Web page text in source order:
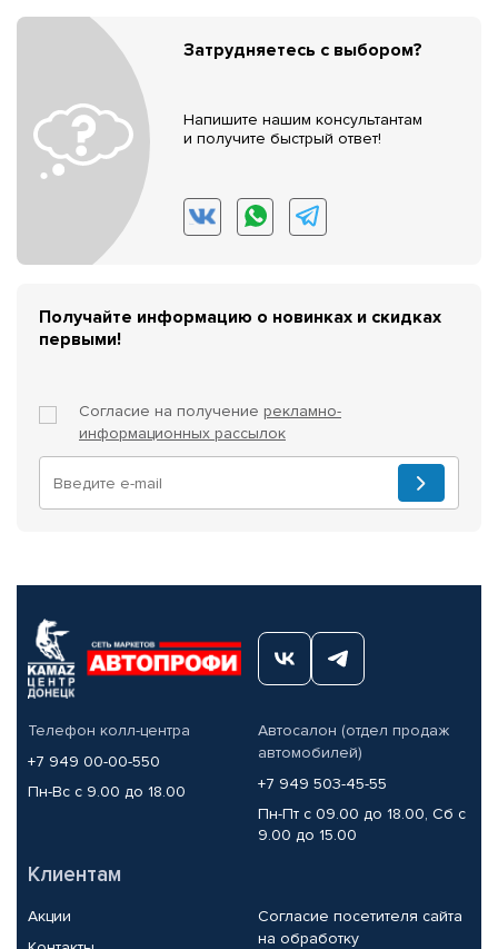
Затрудняетесь с выбором?
Напишите нашим консультантам
и получите быстрый ответ!
Получайте информацию о новинках и скидках
первыми!
Согласие на получение рекламно-
информационных рассылок
Телефон колл-центра
+7 949 00-00-550
Пн-Вс с 9.00 до 18.00
Автосалон (отдел продаж
автомобилей)
+7 949 503-45-55
Пн-Пт с 09.00 до 18.00, Сб с
9.00 до 15.00
Клиентам
Акции
Согласие посетителя сайта
на обработку